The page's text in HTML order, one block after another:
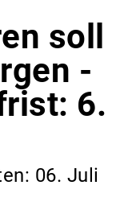
soll
-
6.
06. Juli